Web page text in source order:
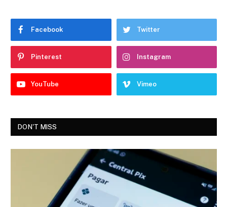
Facebook Twitter
Pinterest Instagram
YouTube Vimeo
DON'T MISS